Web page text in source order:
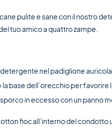
pulite e sane con il nostro
tuo amico a quattro zampe.
nel padiglione
base dell’orecchio per favorire
in eccesso con un panno
fioc all’interno del